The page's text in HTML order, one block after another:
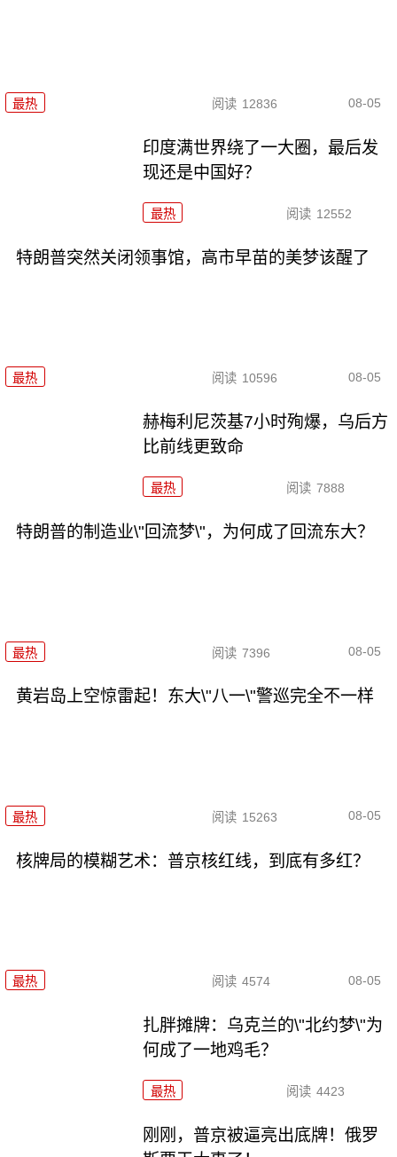
最热 阅读 12836 08-05
印度满世界绕了一大圈，最后发
现还是中国好？
最热 阅读 12552
特朗普突然关闭领事馆，高市早苗的美梦该醒了
最热 阅读 10596 08-05
赫梅利尼茨基7小时殉爆，乌后方
比前线更致命
最热 阅读 7888
特朗普的制造业\"回流梦\"，为何成了回流东大？
最热 阅读 7396 08-05
黄岩岛上空惊雷起！东大\"八一\"警巡完全不一样
最热 阅读 15263 08-05
核牌局的模糊艺术：普京核红线，到底有多红？
最热 阅读 4574 08-05
扎胖摊牌：乌克兰的\"北约梦\"为
何成了一地鸡毛？
最热 阅读 4423
刚刚，普京被逼亮出底牌！俄罗